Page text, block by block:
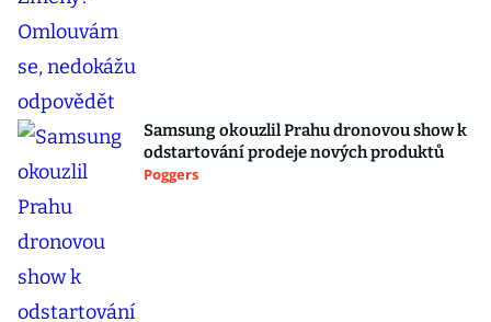
Samsung okouzlil Prahu dronovou show k
odstartování prodeje nových produktů
Poggers